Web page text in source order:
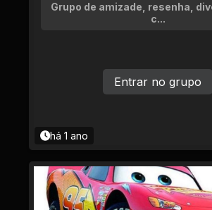
Grupo de amizade, resenha,
c...
há 1 ano
Entrar no grupo